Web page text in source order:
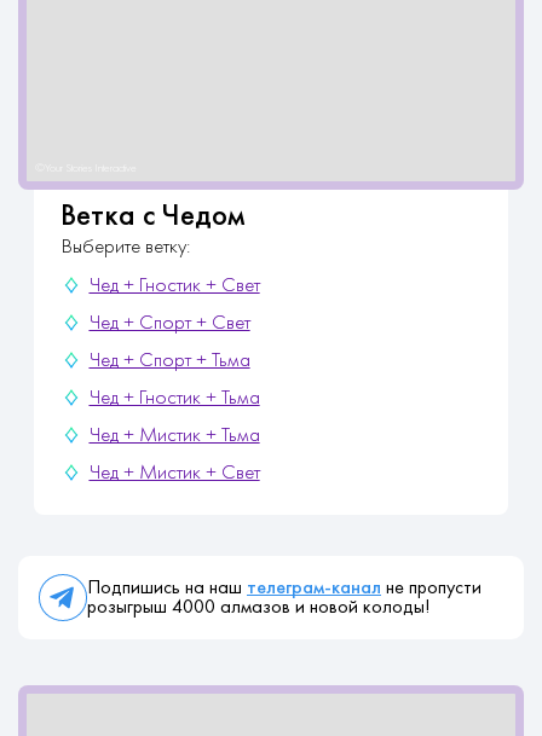
Ветка с Чедом
Выберите ветку:
Чед + Гностик + Свет
Чед + Спорт + Свет
Чед + Спорт + Тьма
Чед + Гностик + Тьма
Чед + Мистик + Тьма
Чед + Мистик + Свет
Подпишись на наш телеграм-канал не пропусти
розыгрыш 4000 алмазов и новой колоды!